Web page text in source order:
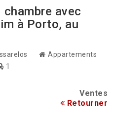
avec
à Porto, au
Appartements
1
Ventes
Retourner